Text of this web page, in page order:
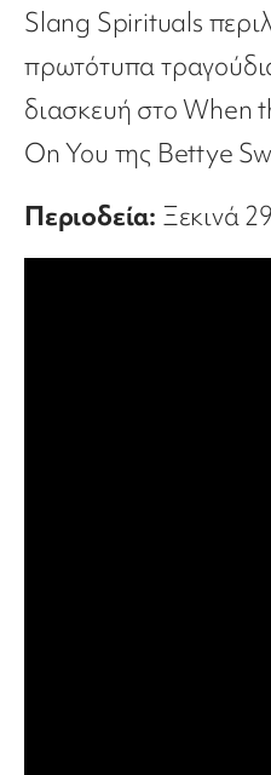
Slang Spirituals
πρωτότυπα
διασκευή στο When
On You της Bettye
Περιοδεία: Ξεκινά